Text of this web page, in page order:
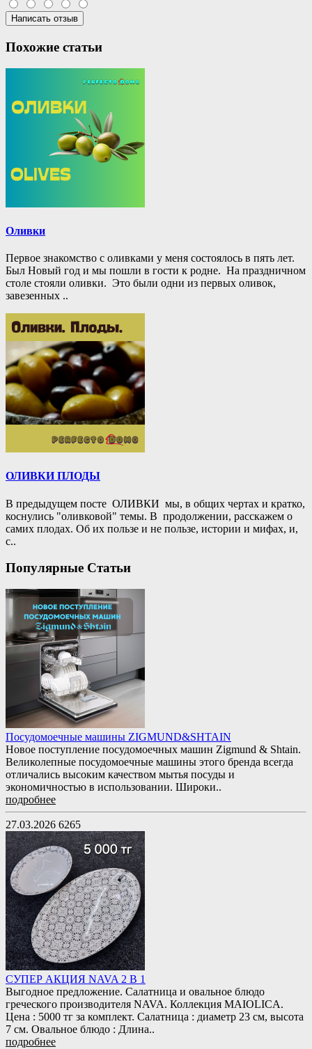
Написать отзыв
Похожие статьи
Оливки
Первое знакомство с оливками у меня состоялось в пять лет.
Был Новый год и мы пошли в гости к родне. На праздничном
столе стояли оливки. Это были одни из первых оливок,
завезенных ..
ОЛИВКИ ПЛОДЫ
В предыдущем посте ОЛИВКИ мы, в общих чертах и кратко,
коснулись "оливковой" темы. В продолжении, расскажем о
самих плодах. Об их пользе и не пользе, истории и мифах, и,
с..
Популярные Статьи
Посудомоечные машины ZIGMUND&SHTAIN
Новое поступление посудомоечных машин Zigmund & Shtain.
Великолепные посудомоечные машины этого бренда всегда
отличались высоким качеством мытья посуды и
экономичностью в использовании. Широки..
подробнее
27.03.2026 6265
СУПЕР АКЦИЯ NAVA 2 В 1
Выгодное предложение. Салатница и овальное блюдо
греческого производителя NAVA. Коллекция MAIOLICA.
Цена : 5000 тг за комплект. Салатница : диаметр 23 см, высота
7 см. Овальное блюдо : Длина..
подробнее